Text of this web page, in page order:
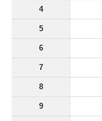
4
5
6
7
8
9